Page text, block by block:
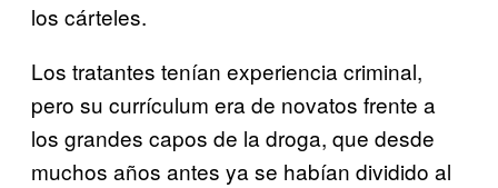
los cárteles.
Los tratantes tenían experiencia criminal,
pero su currículum era de novatos frente a
los grandes capos de la droga, que desde
muchos años antes ya se habían dividido al